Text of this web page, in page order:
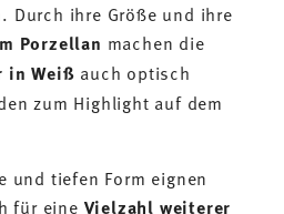
Durch ihre Größe und ihre
Porzellan machen die
in Weiß auch optisch
zum Highlight auf dem
und tiefen Form eignen
für eine Vielzahl weiterer